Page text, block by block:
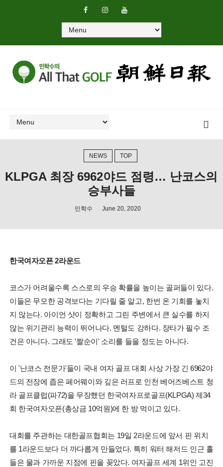
NEWS TOP
KLPGA 최장 6962야드 점령… 난코스의
승부사들
민학수 June 20, 2020
한국여자오픈 2라운드
코스가 어려울수록 스스로의 우승 확률을 높이는 골퍼들이 있다.
이들은 무모한 공격보다는 기다릴 줄 알고, 한번 온 기회를 놓치
지 않는다. 아이언 샷이 정확하고 그린 주변에서 큰 실수를 하지
않는 위기관리 능력이 뛰어나다. 멘털도 강하다. 장타가 필수 조
건은 아니다. 그래도 '짤순이' 소리를 들을 정도는 아니다.
이 '난코스 전문가'들이 국내 여자 골프 대회 사상 가장 긴 6962야
드의 전장에 좁은 페어웨이와 깊은 러프로 인천 베어즈베스트 청
라 골프클럽(파72)을 무장했던 한국여자프로골프(KLPGA) 제34
회 한국여자오픈(총상금 10억원)에 한 방 먹이고 있다.
대회를 주관하는 대한골프협회는 19일 2라운드에 앞서 핀 위치
를 1라운드보다 더 까다롭게 만들었다. 특히 워터 해저드 인근 홀
들은 물과 가까운 지점에 핀을 꽂았다. 여자골프 세계 1위인 고진